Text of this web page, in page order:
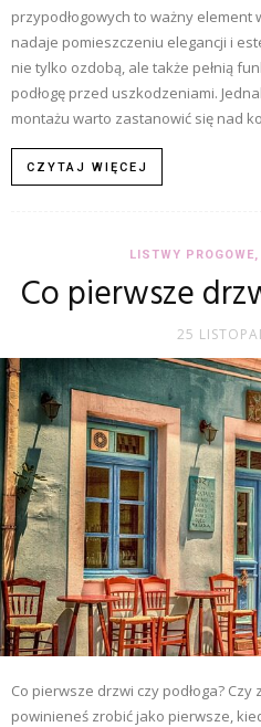
przypodłogowych to ważny
nadaje pomieszczeniu elegancji i
nie tylko ozdobą, ale także pełnią
podłogę przed uszkodzeniami.
montażu warto zastanowić się nad
CZYTAJ WIĘCEJ
LISTWY
Co pierwsze
25
Co pierwsze drzwi czy podłoga? Czy
powinieneś zrobić jako pierwsze,